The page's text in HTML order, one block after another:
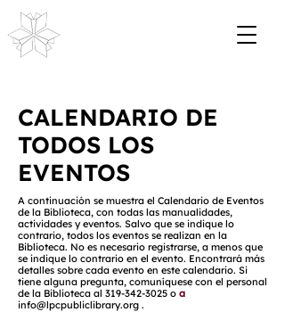
CALENDARIO DE
TODOS LOS
EVENTOS
A continuación se muestra el Calendario de Eventos
de la Biblioteca, con todas las manualidades,
actividades y eventos. Salvo que se indique lo
contrario, todos los eventos se realizan en la
Biblioteca. No es necesario registrarse, a menos que
se indique lo contrario en el evento. Encontrará más
detalles sobre cada evento en este calendario. Si
tiene alguna pregunta, comuníquese con el personal
de la Biblioteca al 319-342-3025 o a
info@lpcpubliclibrary.org .